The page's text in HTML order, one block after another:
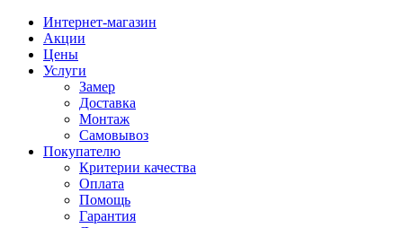
Интернет-магазин
Акции
Цены
Услуги
Замер
Доставка
Монтаж
Самовывоз
Покупателю
Критерии качества
Оплата
Помощь
Гарантия